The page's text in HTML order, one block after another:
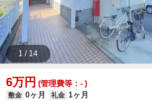
1 / 14
6万円 (管理費等：- )
敷金 0ヶ月 礼金 1ヶ月